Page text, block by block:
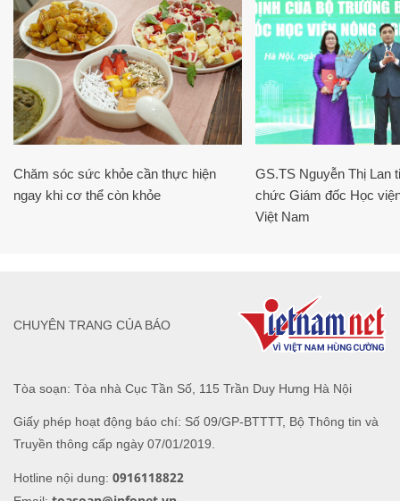
Chăm sóc sức khỏe cần thực hiện
ngay khi cơ thể còn khỏe
GS.TS Nguyễn Thị Lan
chức Giám đốc Học
Việt Nam
Tòa soạn: Tòa nhà Cục Tần Số, 115 Trần Duy Hưng Hà Nội
Giấy phép hoạt động báo chí: Số 09/GP-BTTTT, Bộ Thông tin và
Truyền thông cấp ngày 07/01/2019.
Hotline nội dung: 0916118822
CHUYÊN TRANG CỦA BÁO